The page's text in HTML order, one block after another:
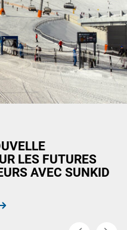
LES FUTURES
AVEC SUNKID